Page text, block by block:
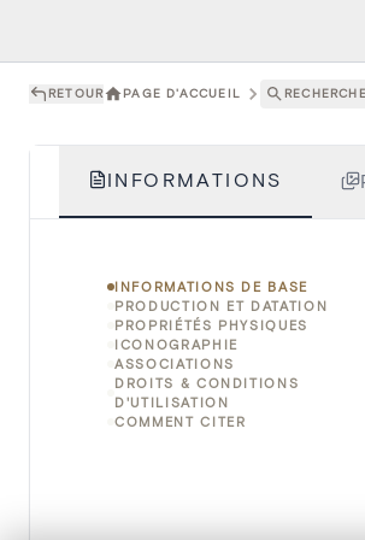
RETOUR PAGE D'ACCUEIL RECHERCHE
INFORMATIONS
INFORMATIONS DE BASE
PRODUCTION ET DATATION
PROPRIÉTÉS PHYSIQUES
ICONOGRAPHIE
ASSOCIATIONS
DROITS & CONDITIONS
D'UTILISATION
COMMENT CITER